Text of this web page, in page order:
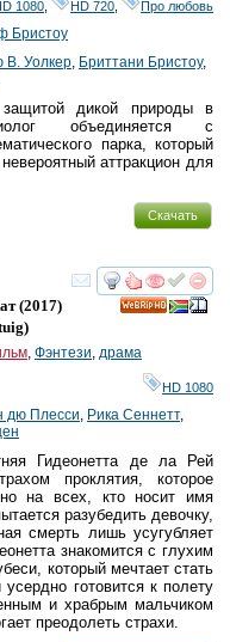
1080 HD 720 Про любовь
Бристоу
В. Уолкер, Бриттани Бристоу,
дикой природы в
объединяется с
парка, который
аттракцион для
Скачать
смотреть
(2017)
)
Фэнтези драма
HD 1080
дю Плесси Рика Сеннетт,
Гидеонетта де ла Рей
проклятия, которое
на всех, кто носит имя
разубедить девочку,
смерть лишь усугубляет
знакомится с глухим
который мечтает стать
готовится к полету
и храбрым мальчиком
преодолеть страхи.